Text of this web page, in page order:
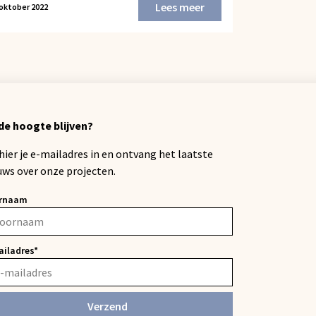
2022 Lees meer
hoogte blijven?
je e-mailadres in en ontvang het laatste
over onze projecten.
Verzend